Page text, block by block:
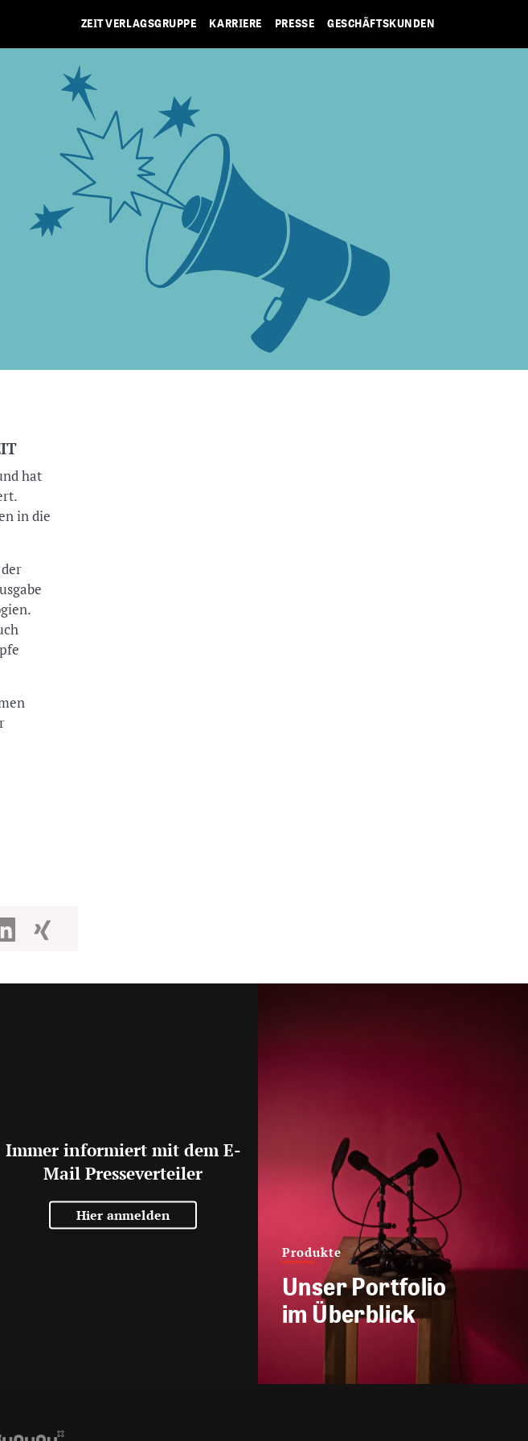
ZEIT VERLAGSGRUPPE KARRIERE PRESSE GESCHÄFTSKUNDEN
hat
in die
Immer informiert mit dem E-
Mail Presseverteiler
Hier anmelden
Produkte
Unser Portfolio
im Überblick